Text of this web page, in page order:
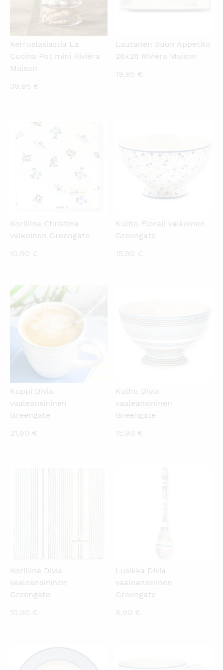
Kerroslasiastia La
Cucina Pot mini Rivièra
Maison
39,95 €
Lautanen Buon Appetito
26x26 Rivièra Maison
19,95 €
KATSO PIKANÄKYMÄ
Koriliina Christina
valkoinen Greengate
10,90 €
Kulho Florali valkoinen
Greengate
15,90 €
KATSO PIKANÄKYMÄ
Kuppi Divia
vaaleansininen
Greengate
21,90 €
Kulho Divia
vaaleansininen
Greengate
15,90 €
Koriliina Divia
vaaleansininen
Greengate
10,90 €
Lusikka Divia
vaaleansininen
Greengate
8,90 €